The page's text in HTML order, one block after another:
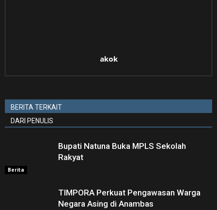
akok
BERITA TERKAIT
DARI PENULIS
Berita
Bupati Natuna Buka MPLS Sekolah
Rakyat
TIMPORA Perkuat Pengawasan Warga
Negara Asing di Anambas ‎